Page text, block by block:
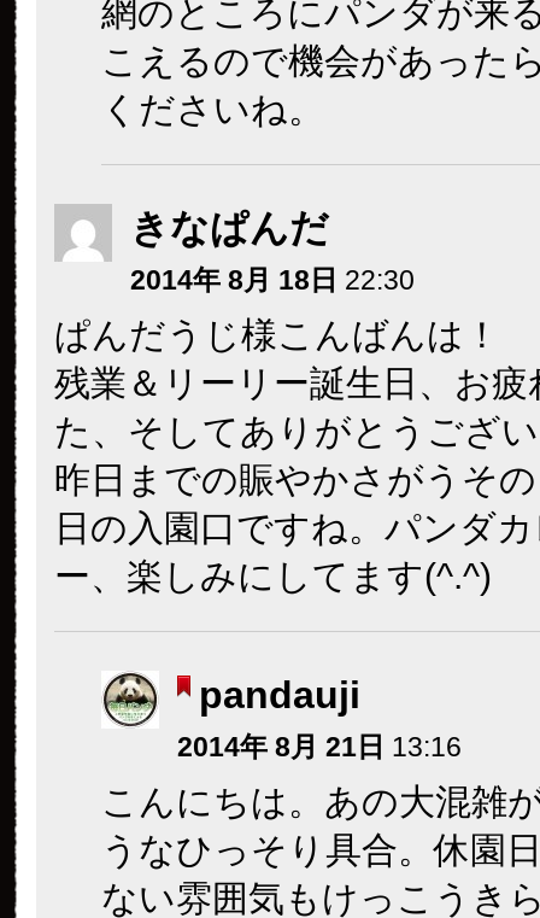
網のところにパンダが来
こえるので機会があった
くださいね。
きなぱんだ
2014年 8月 18日 22:30
ぱんだうじ様こんばんは！
残業＆リーリー誕生日、お
た、そしてありがとうござ
昨日までの賑やかさがうそ
日の入園口ですね。パンダ
ー、楽しみにしてます(^.^)
pandauji
2014年 8月 21日 13:16
こんにちは。あの大混雑
うなひっそり具合。休園
ない雰囲気もけっこうき